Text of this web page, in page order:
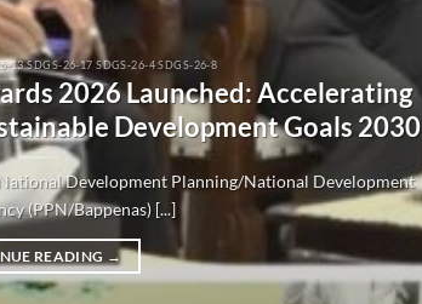
13 SDGS-26-17 SDGS-26-4 SDGS-26-8
2026 Launched: Accelerating
Development Goals 2030
Development Planning/National Development
(PPN/Bappenas) [...]
READING →